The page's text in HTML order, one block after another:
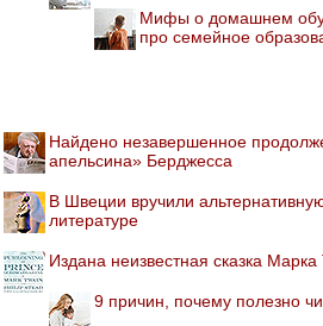
Мифы о домашнем
про семейное
Найдено незавершенное
апельсина» Берджесса
В Швеции вручили
литературе
Издана неизвестная сказка Марка
9 причин, почему полезно